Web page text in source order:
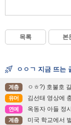
목록 본
ㅇㅇㄱ 지금 뜨는
계층 ㅇㅎ?) 호불호
유머 김선태 영상에
연예 옥동자 아들 정
계층 미국 학교에서